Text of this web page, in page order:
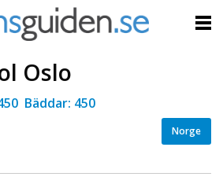
Oslo
Bäddar: 450
Norge